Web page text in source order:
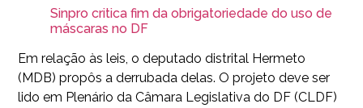
Sinpro critica fim da obrigatoriedade do uso de
máscaras no DF
Em relação às leis, o deputado distrital Hermeto
(MDB) propôs a derrubada delas. O projeto deve ser
lido em Plenário da Câmara Legislativa do DF (CLDF)